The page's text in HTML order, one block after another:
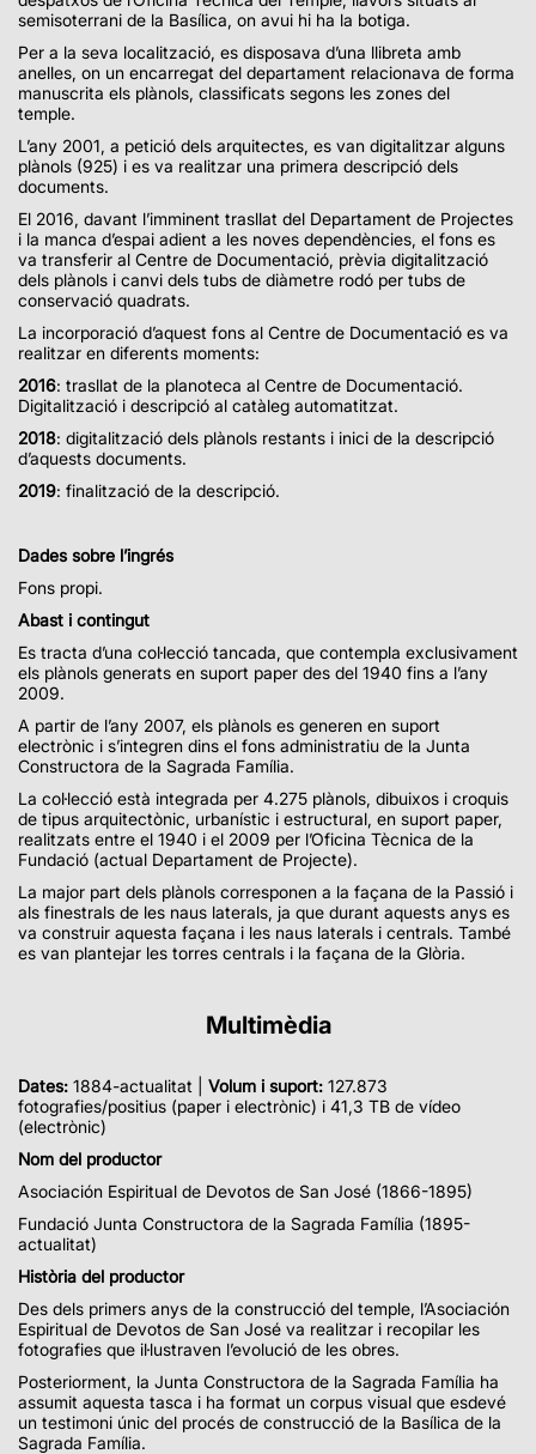
semisoterrani de la Basílica, on avui hi ha la botiga.
Per a la seva localització, es disposava d’una llibreta amb
anelles, on un encarregat del departament relacionava de forma
manuscrita els plànols, classificats segons les zones del
temple.
L’any 2001, a petició dels arquitectes, es van digitalitzar alguns
plànols (925) i es va realitzar una primera descripció dels
documents.
El 2016, davant l’imminent trasllat del Departament de Projectes
i la manca d’espai adient a les noves dependències, el fons es
va transferir al Centre de Documentació, prèvia digitalització
dels plànols i canvi dels tubs de diàmetre rodó per tubs de
conservació quadrats.
La incorporació d’aquest fons al Centre de Documentació es va
realitzar en diferents moments:
2016: trasllat de la planoteca al Centre de Documentació.
Digitalització i descripció al catàleg automatitzat.
2018: digitalització dels plànols restants i inici de la descripció
d’aquests documents.
2019: finalització de la descripció.
Dades sobre l’ingrés
Fons propi.
Abast i contingut
Es tracta d’una col·lecció tancada, que contempla exclusivament
els plànols generats en suport paper des del 1940 fins a l’any
2009.
A partir de l’any 2007, els plànols es generen en suport
electrònic i s’integren dins el fons administratiu de la Junta
Constructora de la Sagrada Família.
La col·lecció està integrada per 4.275 plànols, dibuixos i croquis
de tipus arquitectònic, urbanístic i estructural, en suport paper,
realitzats entre el 1940 i el 2009 per l’Oficina Tècnica de la
Fundació (actual Departament de Projecte).
La major part dels plànols corresponen a la façana de la Passió i
als finestrals de les naus laterals, ja que durant aquests anys es
va construir aquesta façana i les naus laterals i centrals. També
es van plantejar les torres centrals i la façana de la Glòria.
Multimèdia
Dates: 1884-actualitat | Volum i suport: 127.873
fotografies/positius (paper i electrònic) i 41,3 TB de vídeo
(electrònic)
Nom del productor
Asociación Espiritual de Devotos de San José (1866-1895)
Fundació Junta Constructora de la Sagrada Família (1895-
actualitat)
Història del productor
Des dels primers anys de la construcció del temple, l’Asociación
Espiritual de Devotos de San José va realitzar i recopilar les
fotografies que il·lustraven l’evolució de les obres.
Posteriorment, la Junta Constructora de la Sagrada Família ha
assumit aquesta tasca i ha format un corpus visual que esdevé
un testimoni únic del procés de construcció de la Basílica de la
Sagrada Família.